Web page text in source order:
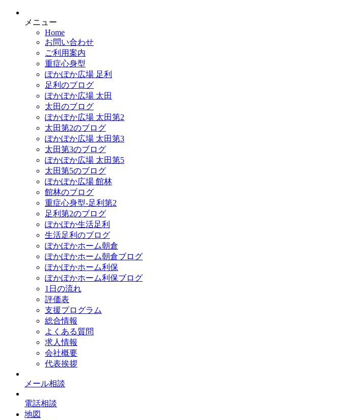
メニュー
Home
お問い合わせ
ご利用案内
重症心身型
ぽかぽか広場 足利
足利のブログ
ぽかぽか広場 太田
太田のブログ
ぽかぽか広場 太田第2
太田第2のブログ
ぽかぽか広場 太田第3
太田第3のブログ
ぽかぽか広場 太田第5
太田第5のブログ
ぽかぽか広場 館林
館林のブログ
重症心身型-足利第2
足利第2のブログ
ぽかぽか生活足利
生活足利のブログ
ぽかぽかホーム朝倉
ぽかぽかホーム朝倉ブログ
ぽかぽかホーム利保
ぽかぽかホーム利保ブログ
1日の流れ
評価表
支援プログラム
総合情報
よくある質問
求人情報
会社概要
代表挨拶
メール相談
電話相談
地図